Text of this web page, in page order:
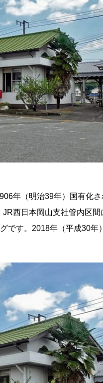
年（明治39年）国有化
西日本岡山支社管内区
です。2018年（平成30年